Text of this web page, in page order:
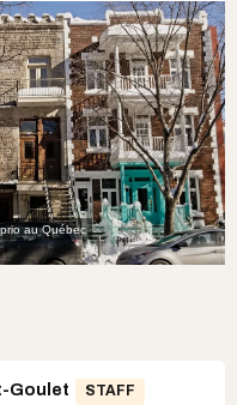
au Québec
Goulet STAFF